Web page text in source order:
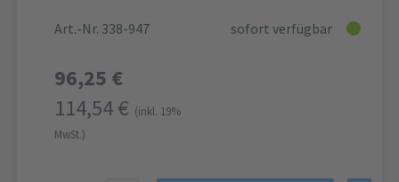
Art.-Nr. 338-947 sofort verfügbar
96,25 €
114,54 € (inkl. 19%
MwSt.)